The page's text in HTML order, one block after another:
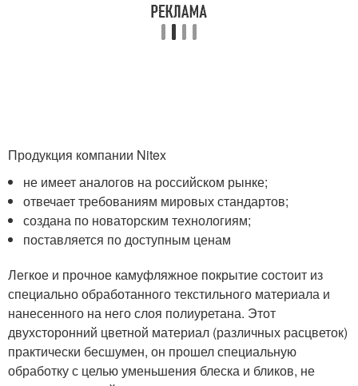
Продукция компании Nitex
не имеет аналогов на российском рынке;
отвечает требованиям мировых стандартов;
создана по новаторским технологиям;
поставляется по доступным ценам
Легкое и прочное камуфляжное покрытие состоит из
специально обработанного текстильного материала и
нанесенного на него слоя полиуретана. Этот
двухсторонний цветной материал (различных расцветок)
практически бесшумен, он прошел специальную
обработку с целью уменьшения блеска и бликов, не